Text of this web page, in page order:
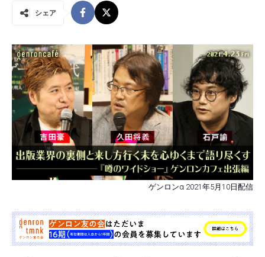
シェア
ゲンロンα 2021年5月10日配信